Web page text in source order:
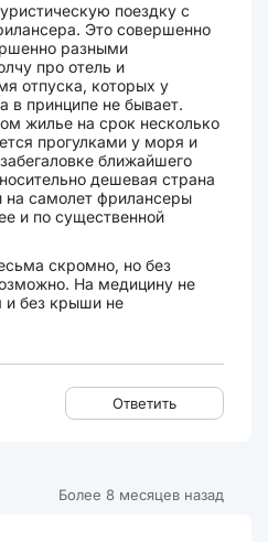
поездку с
Это совершенно
разными
про отель и
отпуска, которых у
в принципе не бывает.
жилье на срок несколько
прогулками у моря и
ближайшего
дешевая страна
на самолет фрилансеры
и по существенной
скромно, но без
На медицину не
и без крыши не
Ответить
Более 8 месяцев назад